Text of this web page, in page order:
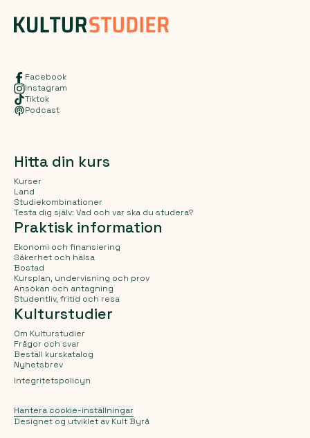
Facebook
Instagram
Tiktok
Podcast
Hitta din kurs
Kurser
Land
Studiekombinationer
Testa dig själv: Vad och var ska du studera?
Praktisk information
Ekonomi och finansiering
Säkerhet och hälsa
Bostad
Kursplan, undervisning och prov
Ansökan och antagning
Studentliv, fritid och resa
Kulturstudier
Om Kulturstudier
Frågor och svar
Beställ kurskatalog
Nyhetsbrev
Integritetspolicyn
Hantera cookie-inställningar
Designet og utviklet av Kult Byrå